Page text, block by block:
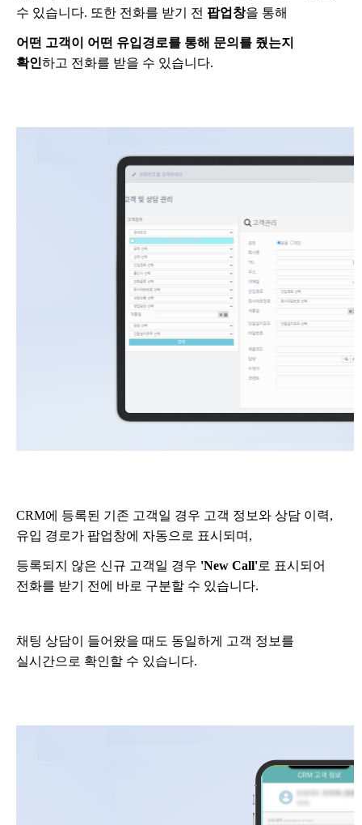
수 있습니다. 또한 전화를 받기 전 팝업창을 통해
어떤 고객이 어떤 유입경로를 통해 문의를 줬는지
확인하고 전화를 받을 수 있습니다.
CRM에 등록된 기존 고객일 경우 고객 정보와 상담 이력,
유입 경로가 팝업창에 자동으로 표시되며,
등록되지 않은 신규 고객일 경우 'New Call'로 표시되어
전화를 받기 전에 바로 구분할 수 있습니다.
채팅 상담이 들어왔을 때도 동일하게 고객 정보를
실시간으로 확인할 수 있습니다.